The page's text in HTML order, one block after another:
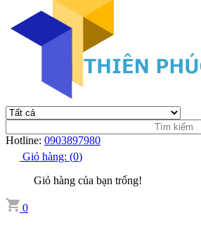
Hotline: 0903897980
Giỏ hàng: (0)
Giỏ hàng của bạn trống!
0